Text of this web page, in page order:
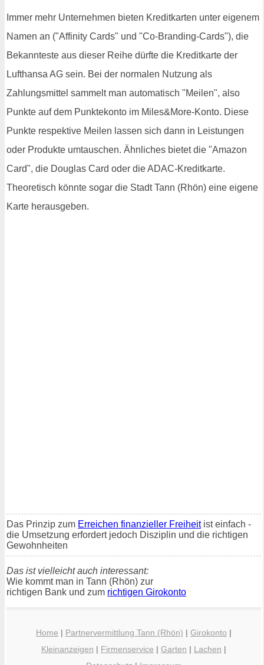
Immer mehr Unternehmen bieten Kreditkarten unter eigenem
Namen an ("Affinity Cards" und "Co-Branding-Cards"), die
Bekannteste aus dieser Reihe dürfte die Kreditkarte der
Lufthansa AG sein. Bei der normalen Nutzung als
Zahlungsmittel sammelt man automatisch "Meilen", also
Punkte auf dem Punktekonto im Miles&More-Konto. Diese
Punkte respektive Meilen lassen sich dann in Leistungen
oder Produkte umtauschen. Ähnliches bietet die "Amazon
Card", die Douglas Card oder die ADAC-Kreditkarte.
Theoretisch könnte sogar die Stadt Tann (Rhön) eine eigene
Karte herausgeben.
Das Prinzip zum Erreichen finanzieller Freiheitist einfach -
die Umsetzung erfordert jedoch Disziplin und die richtigen
Gewohnheiten
Das ist vielleicht auch interessant:
Wie kommt man in Tann (Rhön) zur
richtigen Bank und zum richtigen Girokonto
Home | Partnervermittlung Tann (Rhön) | Girokonto |
Kleinanzeigen | Firmenservice | Garten | Lachen |